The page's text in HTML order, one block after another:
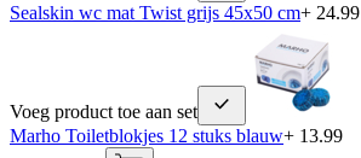
Sealskin wc mat Twist grijs 45x50 cm+ 24.99
Voeg product toe aan set
Marho Toiletblokjes 12 stuks blauw+ 13.99